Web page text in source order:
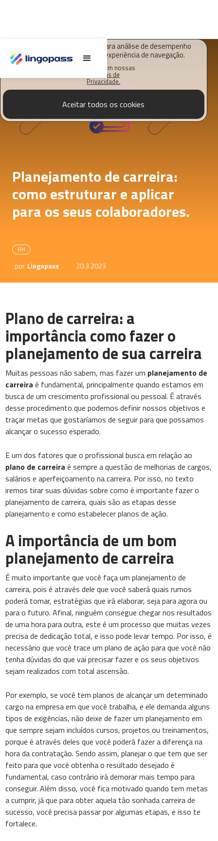
O Lingopass utiliza cookies para análise de desempenho
deste site e melhorar sua experiência de navegação.
Saiba mais em nossas
Políticas de
Privacidade.
Aceitar todos os cookies
Planejamento de carreira:
como estruturar e aplicar
para os seus colaboradores.
RH
por Lingopass 20.3.2023
Plano de carreira: a
importância como fazer o
planejamento de sua carreira
Muitas pessoas não sabem, mas fazer um planejamento de
carreira é fundamental, principalmente quando estamos em
busca de um crescimento profissional ou pessoal. É através
desse procedimento que podemos definir nossos objetivos e
traçar metas que gostaríamos de seguir para que possamos
alcançar o sucesso esperado.
E um dos fatores que o profissional busca em relação ao
plano de carreira é sempre a questão de melhorias de cargos,
salários e aperfeiçoamento na carreira. Por isso, no texto
iremos tirar suas dúvidas sobre como é importante fazer o
planejamento de carreira, quais são as etapas desse
planejamento e como estabelecer planos de ação.
A importância de um bom
planejamento de carreira
É muito importante que você faça um planejamento de
carreira, pois é através dele que você saberá quais rumos
poderá tomar, estratégias que irá elaborar, seja para agora ou
para o futuro. Afinal, ninguém consegue chegar nos resultados
de uma hora para outra, este é um processo que muitas vezes
precisa de dedicação total, e isso pode levar tempo. Por isso, é
necessário que você trace um plano de ação para que você não
tenha dúvidas do que vai precisar fazer e os seus objetivos
sejam realizados com total ascensão.
Por exemplo, se você tem planos de alcançar um determinado
cargo na empresa em que você trabalha, e ele demanda alguns
tipos de exigências, não deixe de fazer um planejamento em
que sempre sejam incluídos cursos, projetos ou treinamentos,
porque é através deles que você poderá fazer a diferença na
hora da contratação. Sendo assim, planejar o que tem que ser
feito para que você obtenha o resultado desejado é
fundamental, caso contrário irá demorar mais tempo para
conseguir. Além disso, você fica motivado quando tem metas
a cumprir, já que para obter aquela tão sonhada carreira de
sucesso, você precisa passar por algumas etapas, e isso te
fortalece.